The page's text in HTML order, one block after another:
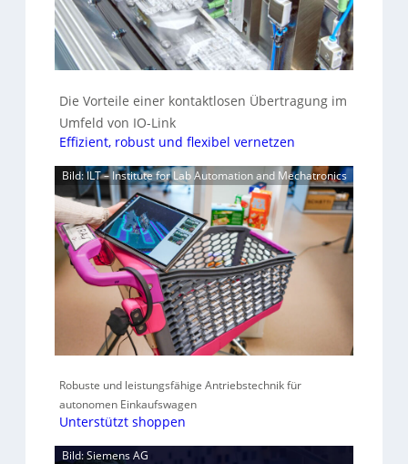
Die Vorteile einer kontaktlosen Übertragung im
Umfeld von IO-Link
Effizient, robust und flexibel vernetzen
Bild: ILT – Institute for Lab Automation and Mechatronics
Robuste und leistungsfähige Antriebstechnik für
autonomen Einkaufswagen
Unterstützt shoppen
Bild: Siemens AG